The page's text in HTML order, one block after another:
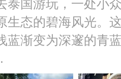
泰国游玩，一处小
生态的碧海风光。
蓝渐变为深邃的青